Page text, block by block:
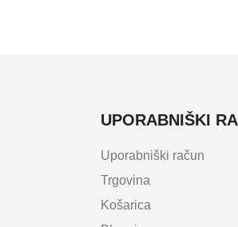
UPORABNIŠKI
Uporabniški račun
Trgovina
Košarica